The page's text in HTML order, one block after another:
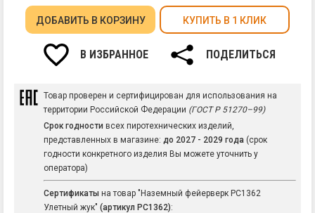
ДОБАВИТЬ В КОРЗИНУ КУПИТЬ В 1 КЛИК
В ИЗБРАННОЕ ПОДЕЛИТЬСЯ
Товар проверен и сертифицирован для использования на
территории Российской Федерации (ГОСТ Р 51270–99)
Срок годности всех пиротехнических изделий,
представленных в магазине: до 2027 - 2029 года (срок
годности конкретного изделия Вы можете уточнить у
оператора)
Сертификаты на товар "Наземный фейерверк РС1362
Улетный жук" (артикул РС1362):